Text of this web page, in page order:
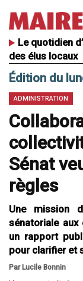
Le quotidien
des élus locaux
Édition du
ADMINISTRATION
Sénat
règles
Une mission
sénatoriale
un rapport
pour clarifier et
Par Lucile Bonnin